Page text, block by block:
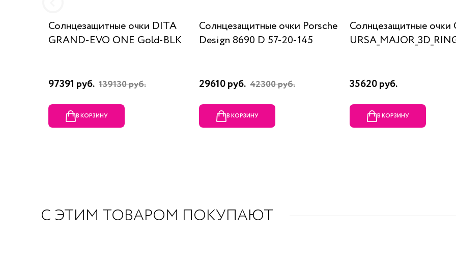
Солнцезащитные очки DITA
GRAND-EVO ONE Gold-BLK
97391 руб. 139130 руб.
В КОРЗИНУ
Солнцезащитные очки Porsche
Design 8690 D 57-20-145
29610 руб. 42300 руб.
В КОРЗИНУ
Солнцезащитные очки
35620 руб.
В КОРЗИНУ
С ЭТИМ ТОВАРОМ ПОКУПАЮТ